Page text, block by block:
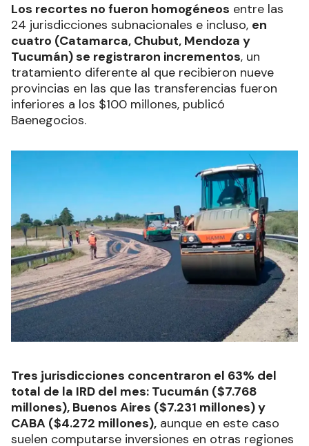
Los recortes no fueron homogéneos entre las
24 jurisdicciones subnacionales e incluso, en
cuatro (Catamarca, Chubut, Mendoza y
Tucumán) se registraron incrementos, un
tratamiento diferente al que recibieron nueve
provincias en las que las transferencias fueron
inferiores a los $100 millones, publicó
Baenegocios.
Tres jurisdicciones concentraron el 63% del
total de la IRD del mes: Tucumán ($7.768
millones), Buenos Aires ($7.231 millones) y
CABA ($4.272 millones), aunque en este caso
suelen computarse inversiones en otras regiones